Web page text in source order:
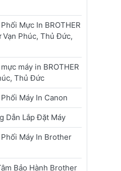
Mực In BROTHER
Vạn Phúc, Thủ Đức,
máy in BROTHER
Thủ Đức
Máy In Canon
Dẫn Lắp Đặt Máy
Máy In Brother
Bảo Hành Brother